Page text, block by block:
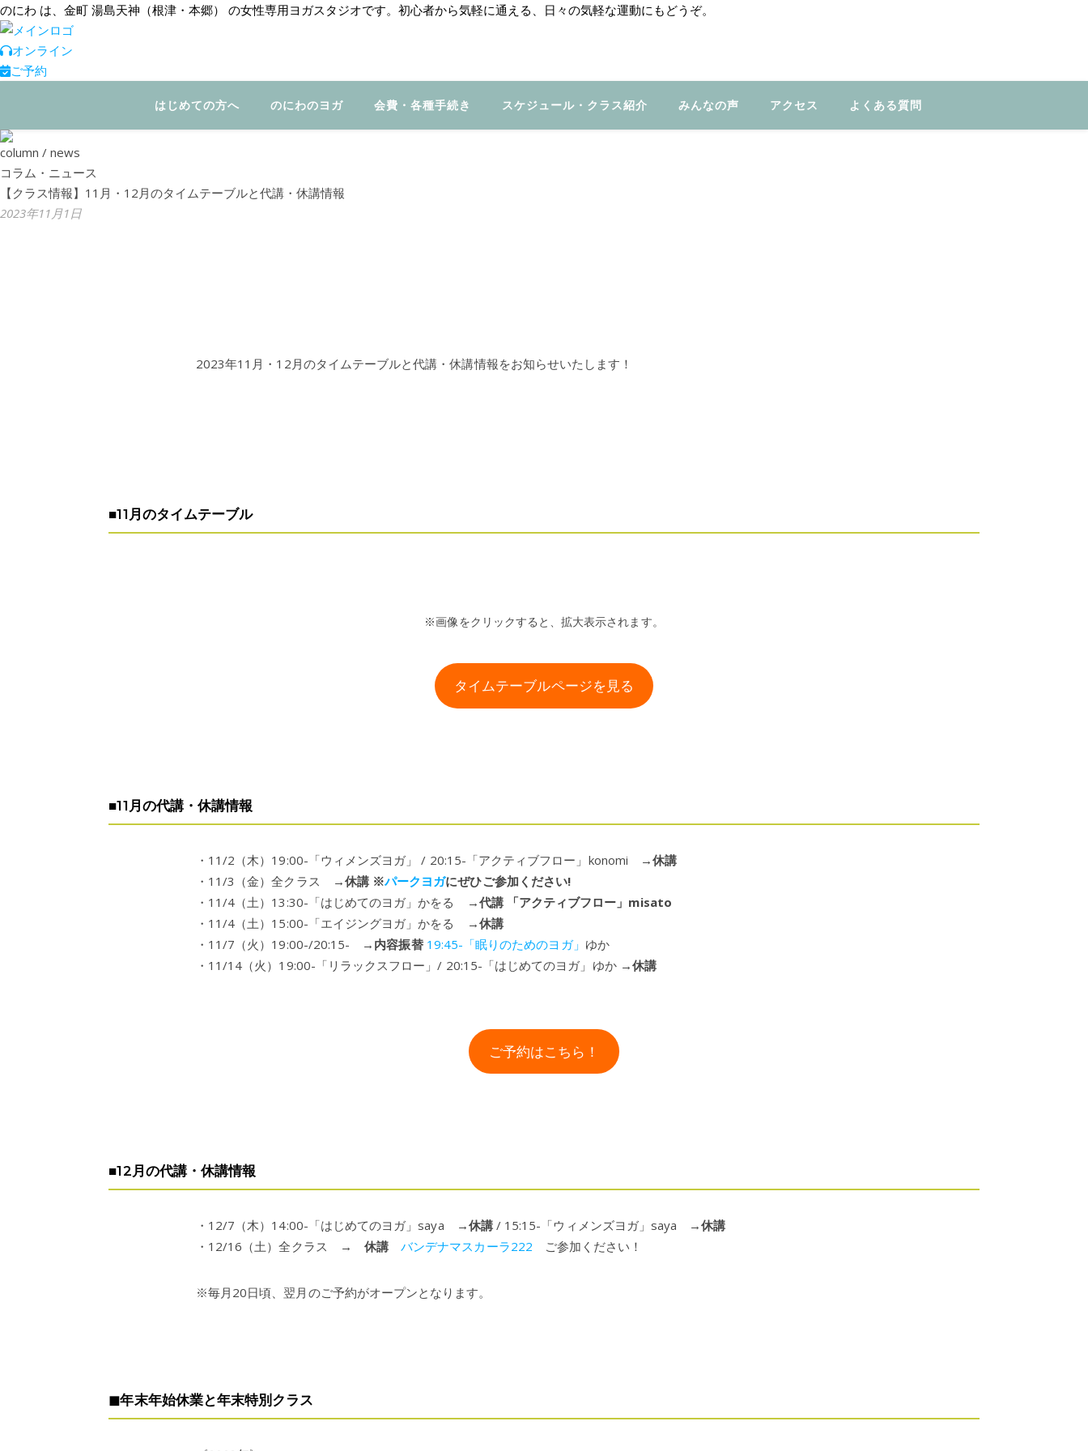
のにわ は、金町 湯島天神（根津・本郷） の女性専用ヨガスタジオです。初心者から気軽に通える、日々の気軽な運動にもどうぞ。
オンライン
ご予約
はじめての方へ のにわのヨガ 会費・各種手続き スケジュール・クラス紹介 みんなの声 アクセス よくある質問
column / news
コラム・ニュース
【クラス情報】11月・12月のタイムテーブルと代講・休講情報
2023年11月1日
2023年11月・12月のタイムテーブルと代講・休講情報をお知らせいたします！
■11月のタイムテーブル
※画像をクリックすると、拡大表示されます。
タイムテーブルページを見る
■11月の代講・休講情報
・11/2（木）19:00-「ウィメンズヨガ」 / 20:15-「アクティブフロー」konomi →休講
・11/3（金）全クラス →休講 ※パークヨガにぜひご参加ください!
・11/4（土）13:30-「はじめてのヨガ」かをる →代講 「アクティブフロー」misato
・11/4（土）15:00-「エイジングヨガ」かをる →休講
・11/7（火）19:00-/20:15- → 内容振替19:45-「眠りのためのヨガ」 ゆか
・11/14（火）19:00-「リラックスフロー」/ 20:15-「はじめてのヨガ」ゆか →休講
ご予約はこちら！
■12月の代講・休講情報
・12/7（木）14:00-「はじめてのヨガ」saya →休講/ 15:15-「ウィメンズヨガ」saya →休講
・12/16（土）全クラス → 休講 バンデナマスカーラ222 ご参加ください！
※毎月20日頃、翌月のご予約がオープンとなります。
◼︎年末年始休業と年末特別クラス